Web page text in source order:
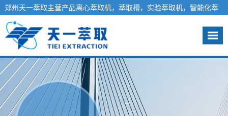
郑州天一萃取主营产品离心萃取机，萃取槽，实验萃取机，智能化萃
取工程系统，液液萃取分离设备-天一萃取欢迎您
咨询热线：13140012981